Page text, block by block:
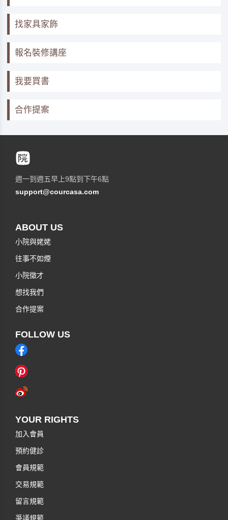
找家具家飾
報名裝修講座
我要買書
合作提案
週一到週五早上9點到下午6點
support@courcasa.com
ABOUT US
小院與姥姥
往事不如煙
小院徵才
想找我們
合作提案
FOLLOW US
YOUR RIGHTS
加入會員
預約健診
會員規範
交易規範
留言規範
爭議規範